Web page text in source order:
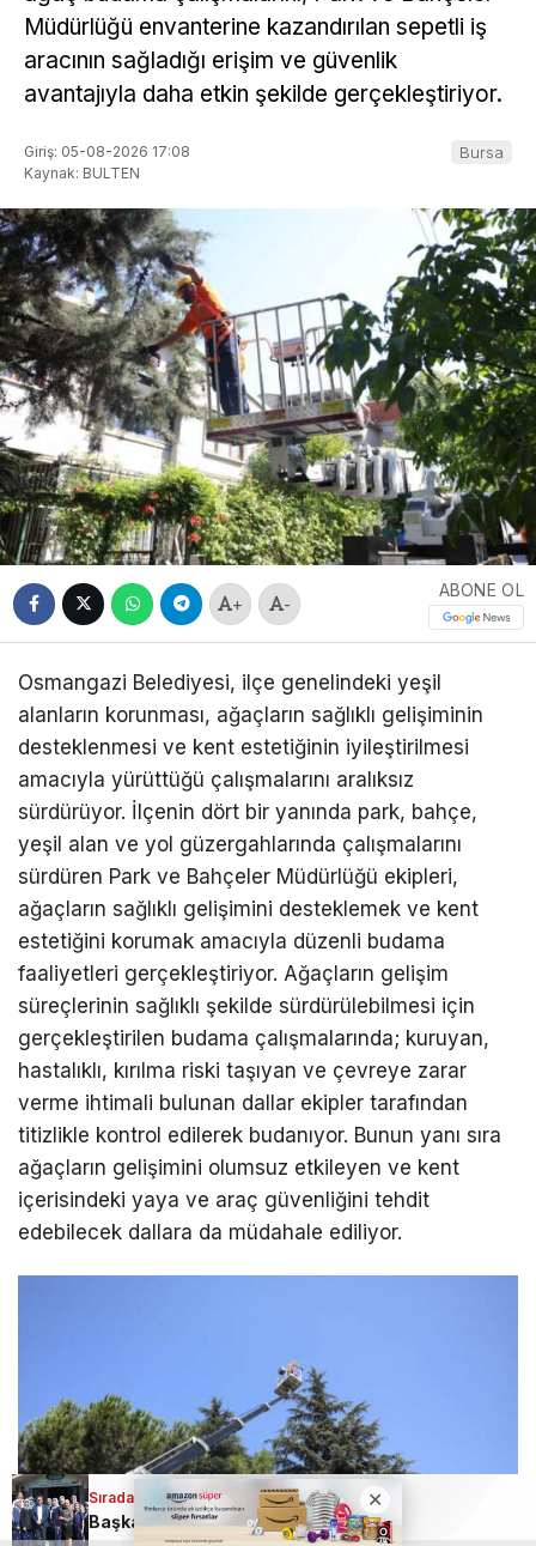
Müdürlüğü envanterine kazandırılan sepetli iş
aracının sağladığı erişim ve güvenlik
avantajıyla daha etkin şekilde gerçekleştiriyor.
Giriş: 05-08-2026 17:08
Kaynak: BULTEN
Bursa
+ -
ABONE OL
Osmangazi Belediyesi, ilçe genelindeki yeşil
alanların korunması, ağaçların sağlıklı gelişiminin
desteklenmesi ve kent estetiğinin iyileştirilmesi
amacıyla yürüttüğü çalışmalarını aralıksız
sürdürüyor. İlçenin dört bir yanında park, bahçe,
yeşil alan ve yol güzergahlarında çalışmalarını
sürdüren Park ve Bahçeler Müdürlüğü ekipleri,
ağaçların sağlıklı gelişimini desteklemek ve kent
estetiğini korumak amacıyla düzenli budama
faaliyetleri gerçekleştiriyor. Ağaçların gelişim
süreçlerinin sağlıklı şekilde sürdürülebilmesi için
gerçekleştirilen budama çalışmalarında; kuruyan,
hastalıklı, kırılma riski taşıyan ve çevreye zarar
verme ihtimali bulunan dallar ekipler tarafından
titizlikle kontrol edilerek budanıyor. Bunun yanı sıra
ağaçların gelişimini olumsuz etkileyen ve kent
içerisindeki yaya ve araç güvenliğini tehdit
edebilecek dallara da müdahale ediliyor.
Sıradaki Haber
Başkan Erkan Aydın; Osmangazi için 7/24 çalışıyoruz